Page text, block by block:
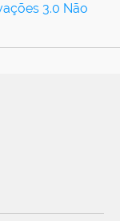
3.0 Não